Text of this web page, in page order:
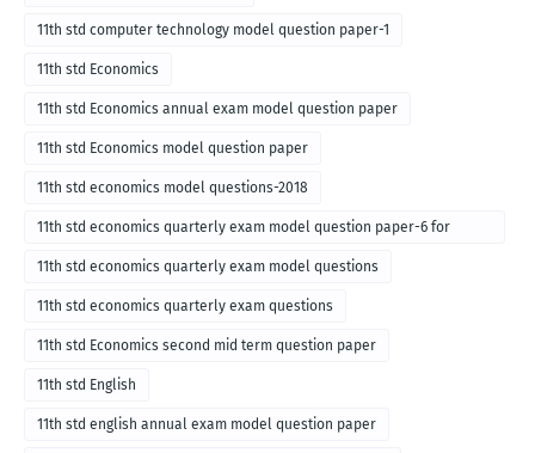
11th std computer technology model question paper-1
11th std Economics
11th std Economics annual exam model question paper
11th std Economics model question paper
11th std economics model questions-2018
11th std economics quarterly exam model question paper-6 for
English medium-2018
11th std economics quarterly exam model questions
11th std economics quarterly exam questions
11th std Economics second mid term question paper
11th std English
11th std english annual exam model question paper